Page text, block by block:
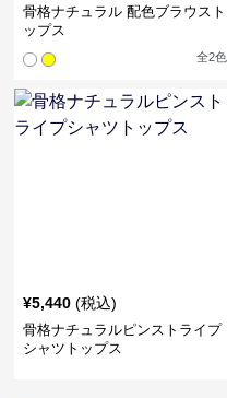
骨格ナチュラル 配色ブラウスト
ップス
全2色
¥5,440 (税込)
骨格ナチュラルピンストライプ
シャツトップス